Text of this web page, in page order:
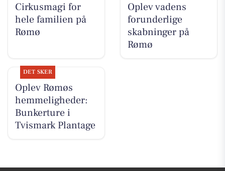
Cirkusmagi for
hele familien på
Rømø
Oplev vadens
forunderlige
skabninger på
Rømø
DET SKER
Oplev Rømøs
hemmeligheder:
Bunkerture i
Tvismark Plantage